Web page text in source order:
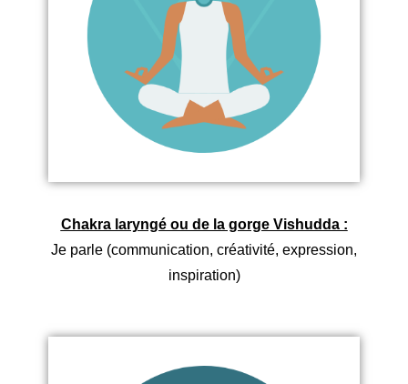
Chakra laryngé ou de la gorge Vishudda :
Je parle (communication, créativité, expression,
inspiration)